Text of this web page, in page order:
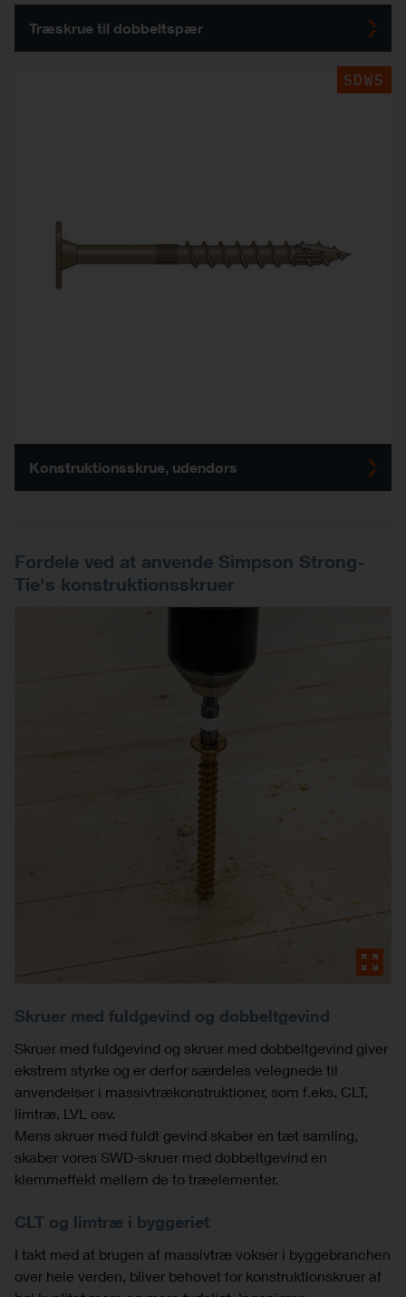
Træskrue til dobbeltspær
SDWS
Konstruktionsskrue, udendørs
Fordele ved at anvende Simpson Strong-
Tie's konstruktionsskruer
Skruer med fuldgevind og dobbeltgevind
Skruer med fuldgevind og skruer med dobbeltgevind giver
ekstrem styrke og er derfor særdeles velegnede til
anvendelser i massivtrækonstruktioner, som f.eks. CLT,
limtræ, LVL osv.
Mens skruer med fuldt gevind skaber en tæt samling,
skaber vores SWD-skruer med dobbeltgevind en
klemmeffekt mellem de to træelementer.
CLT og limtræ i byggeriet
I takt med at brugen af massivtræ vokser i byggebranchen
over hele verden, bliver behovet for konstruktionskruer af